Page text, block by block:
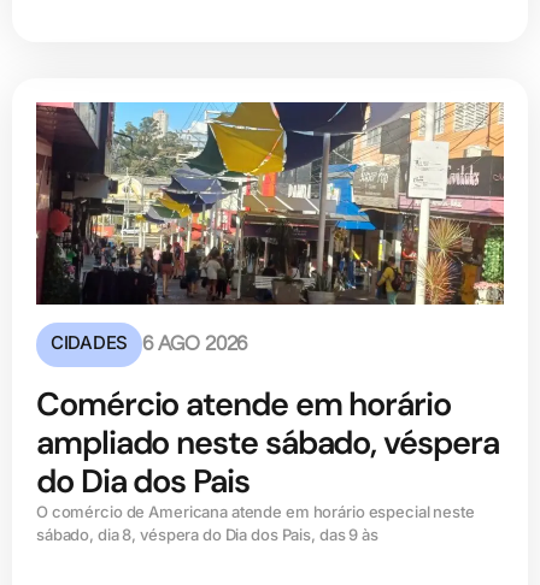
CIDADES 6 AGO 2026
Comércio atende em horário
ampliado neste sábado, véspera
do Dia dos Pais
O comércio de Americana atende em horário especial neste
sábado, dia 8, véspera do Dia dos Pais, das 9 às